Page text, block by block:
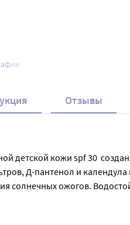
Отзывы
детской кожи spf 30
Д-пантенол и
солнечных ожогов.
Перед принятием